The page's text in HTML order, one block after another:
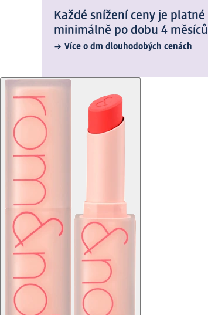
Každé snížení ceny je platné
minimálně po dobu 4 měsíců
Více o dm dlouhodobých cenách